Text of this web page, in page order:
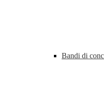
Bandi di